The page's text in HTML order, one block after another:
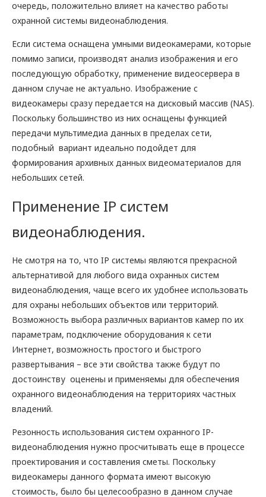
очередь, положительно влияет на качество работы
охранной системы видеонаблюдения.
Если система оснащена умными видеокамерами, которые
помимо записи, производят анализ изображения и его
последующую обработку, применение видеосервера в
данном случае не актуально. Изображение с
видеокамеры сразу передается на дисковый массив (NAS).
Поскольку большинство из них оснащены функцией
передачи мультимедиа данных в пределах сети,
подобный вариант идеально подойдет для
формирования архивных данных видеоматериалов для
небольших сетей.
Применение IP систем
видеонаблюдения.
Не смотря на то, что IP системы являются прекрасной
альтернативой для любого вида охранных систем
видеонаблюдения, чаще всего их удобнее использовать
для охраны небольших объектов или территорий.
Возможность выбора различных вариантов камер по их
параметрам, подключение оборудования к сети
Интернет, возможность простого и быстрого
развертывания – все эти свойства также будут по
достоинству оценены и применяемы для обеспечения
охранного видеонаблюдения на территориях частных
владений.
Резонность использования систем охранного IP-
видеонаблюдения нужно просчитывать еще в процессе
проектирования и составления сметы. Поскольку
видеокамеры данного формата имеют высокую
стоимость, было бы целесообразно в данном случае